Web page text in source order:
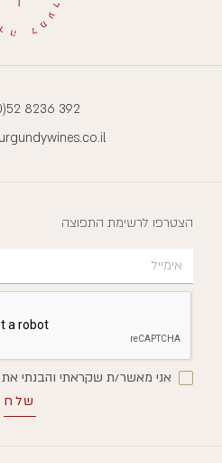
8236 392
הצטרפו לרשימת התפוצה
אני מאשר/ת שקראתי והבנתי את